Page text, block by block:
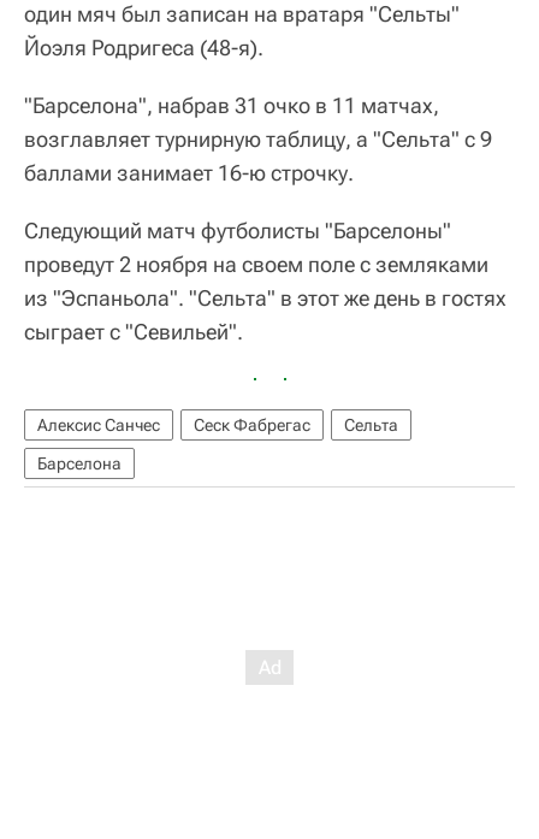
один мяч был записан на вратаря "Сельты"
Йоэля Родригеса (48-я).
"Барселона", набрав 31 очко в 11 матчах,
возглавляет турнирную таблицу, а "Сельта" с 9
баллами занимает 16-ю строчку.
Следующий матч футболисты "Барселоны"
проведут 2 ноября на своем поле с земляками
из "Эспаньола". "Сельта" в этот же день в гостях
сыграет с "Севильей".
Алексис Санчес Сеск Фабрегас
Сельта
Барселона